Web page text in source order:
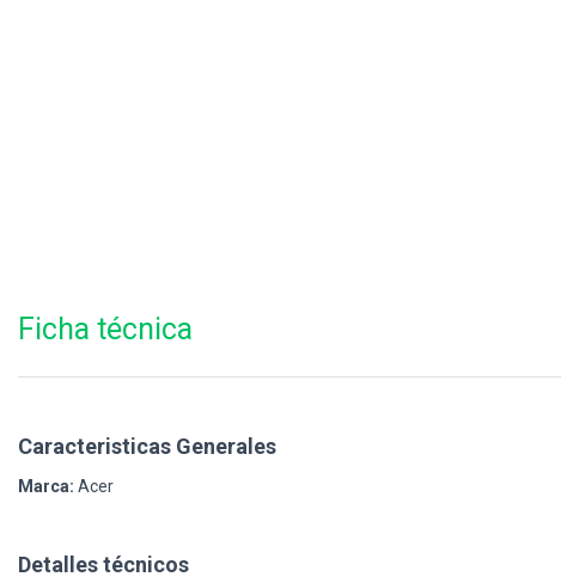
Ficha técnica
Caracteristicas Generales
Marca: Acer
Detalles técnicos